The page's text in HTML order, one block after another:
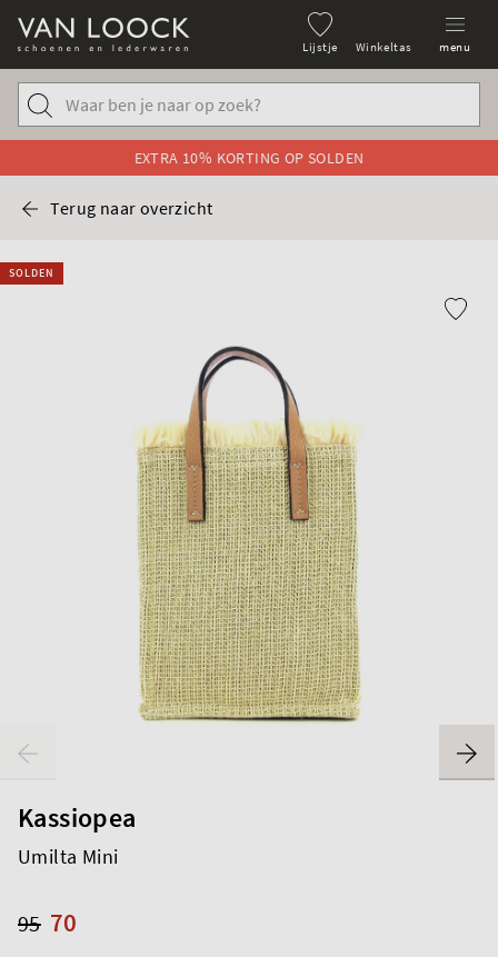
Lijstje Winkeltas menu
EXTRA 10% KORTING OP SOLDEN
Terug naar overzicht
SOLDEN
Kassiopea
Umilta Mini
70
95